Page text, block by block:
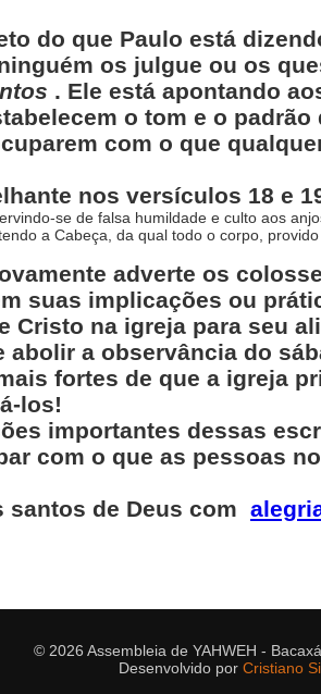
do que Paulo está
os julgue ou os
. Ele está apontando
o tom e o
com o que
nos versículos 18 e
se de falsa humildade e culto aos
a Cabeça, da qual todo o corpo,
adverte os
suas implicações ou
Cristo na igreja para seu
abolir a observância do
fortes de que a igreja
los!
importantes dessas
com o que as pessoas
santos de Deus com
© 2026 Assembleia de YAHWEH -
Desenvolvido por Cristiano